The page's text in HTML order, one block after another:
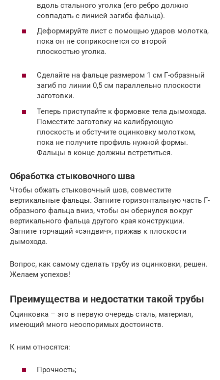
вдоль стального уголка (его ребро должно
совпадать с линией загиба фальца).
Деформируйте лист с помощью ударов молотка,
пока он не соприкоснется со второй
плоскостью уголка.
Сделайте на фальце размером 1 см Г-образный
загиб по линии 0,5 см параллельно плоскости
заготовки.
Теперь приступайте к формовке тела дымохода.
Поместите заготовку на калибрующую
плоскость и обстучите оцинковку молотком,
пока не получите профиль нужной формы.
Фальцы в конце должны встретиться.
Обработка стыковочного шва
Чтобы обжать стыковочный шов, совместите
вертикальные фальцы. Загните горизонтальную часть Г-
образного фальца вниз, чтобы он обернулся вокруг
вертикального фальца другого края конструкции.
Загните торчащий «сэндвич», прижав к плоскости
дымохода.
Вопрос, как самому сделать трубу из оцинковки, решен.
Желаем успехов!
Преимущества и недостатки такой трубы
Оцинковка – это в первую очередь сталь, материал,
имеющий много неоспоримых достоинств.
К ним относятся:
Прочность;